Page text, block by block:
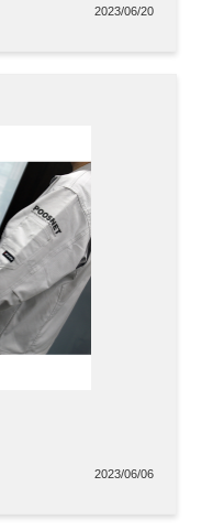
2023/06/20
2023/06/06